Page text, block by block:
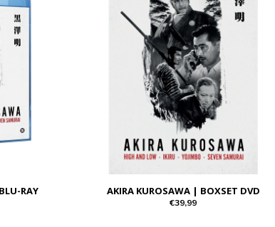
RAY AKIRA KUROSAWA | BOXSET DVD
€39,99